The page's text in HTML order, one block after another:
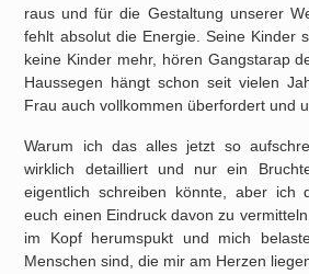
raus und für die Gestaltung unserer
fehlt absolut die Energie. Seine Kinder
keine Kinder mehr, hören Gangstarap
Haussegen hängt schon seit vielen
Frau auch vollkommen überfordert und
Warum ich das alles jetzt so
wirklich detailliert und nur ein
eigentlich schreiben könnte, aber ich
euch einen Eindruck davon zu
im Kopf herumspukt und mich
Menschen sind, die mir am Herzen